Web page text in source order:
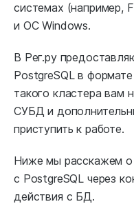
системах (например,
и ОС Windows.
В Рег.ру
PostgreSQL в
такого кластера вам
СУБД и
приступить к работе.
Ниже мы расскажем о
с PostgreSQL через
действия с БД.